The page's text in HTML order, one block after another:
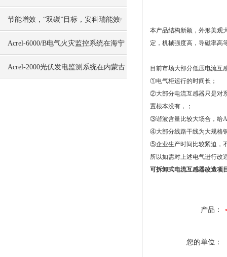
的设计与应用
节能增效，“双碳”目标，安科瑞能效
管理平台在行动
Acrel-6000/B电气火灾监控系统在海宁
皮革城的应用
Acrel-2000光伏发电监测系统在内蒙古
本产品结构新颖，外形美观
定，机械强度高，导磁率高
目前市场大部分低压电流互
①电气柜运行的时间长；
②大部分电流互感器只是对
置根本没有，；
③谐波含量比较大场合，给
④大部分线路干线为大规格
⑤企业生产时间比较紧迫，
所以如需对上述电气进行改
可拆卸式电流互感器改造项
产品：
您的单位：